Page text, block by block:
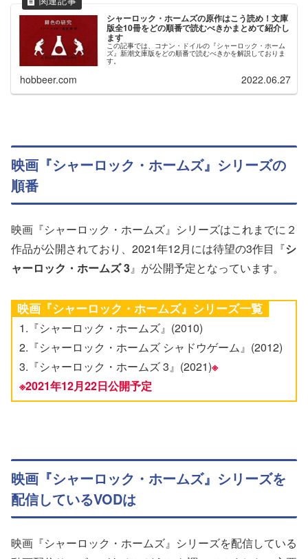
シャーロック・ホームズの原作はこう読め！文庫
版全10冊をどの順番で読むべきかまとめて紹介し
ます
この記事では、コナン・ドイルの『シャーロック・ホーム
ズ』新潮文庫版をどの順番で読むべきかを解説しておりま
す。
hobbeer.com 2022.06.27
映画『シャーロック・ホームズ』シリーズの
順番
映画『シャーロック・ホームズ』シリーズはこれまでに２
作品が公開されており、2021年12月には待望の3作目『シ
ャーロック・ホームズ 3』が公開予定となっています。
映画『シャーロック・ホームズ』シリーズ一覧
1.『シャーロック・ホームズ』(2010)
2.『シャーロック・ホームズ シャドウゲーム』(2012)
3.『シャーロック・ホームズ 3』(2021)※
※2021年12月22日公開予定
映画『シャーロック・ホームズ』シリーズを
配信しているVODは
映画『シャーロック・ホームズ』シリーズを配信している